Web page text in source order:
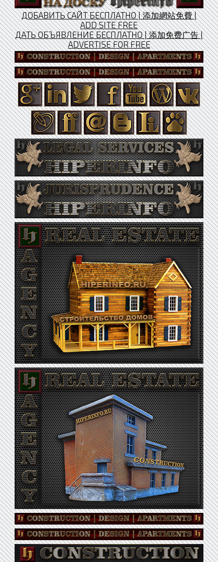
ДОБАВИТЬ САЙТ БЕСПЛАТНО | 添加網站免費 |
ADD SITE FREE
ДАТЬ ОБЪЯВЛЕНИЕ БЕСПЛАТНО | 添加免费广告 |
ADVERTISE FOR FREE